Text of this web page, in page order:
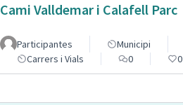
Cami Valldemar i Calafell Parc
Participantes
Municipi
Carrers i Vials
0 0